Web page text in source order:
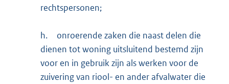
rechtspersonen;
h.
onroerende zaken die naast delen die
dienen tot woning uitsluitend bestemd zijn
voor en in gebruik zijn als werken voor de
zuivering van riool- en ander afvalwater die